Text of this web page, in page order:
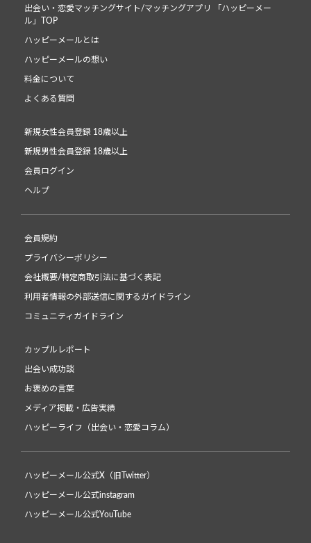
出会い・恋愛マッチングサイト/マッチングアプリ 「ハッピーメー
ル」TOP
ハッピーメールとは
ハッピーメールの想い
料金について
よくある質問
新規女性会員登録 18歳以上
新規男性会員登録 18歳以上
会員ログイン
ヘルプ
会員規約
プライバシーポリシー
会社概要/特定商取引法に基づく表記
利用者情報の外部送信に関するガイドライン
コミュニティガイドライン
カップルレポート
出会い成功談
お褒めの言葉
メディア掲載・広告実績
ハッピーライフ（出会い・恋愛コラム）
ハッピーメール公式X（旧Twitter）
ハッピーメール公式instagram
ハッピーメール公式YouTube